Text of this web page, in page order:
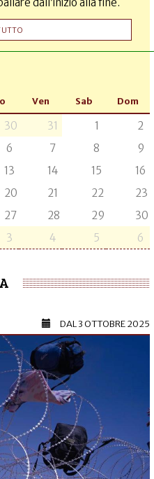
Ven Sab Dom
30 31 1
2
6 7 8
9
13 14 15
16
20 21 22
23
27 28 29
30
3 4 5 6
DAL3 OTTOBRE 2025